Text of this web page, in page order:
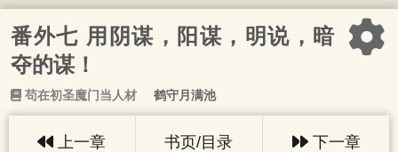
番外七 用阴谋，阳谋，明说，暗
夺的谋！
苟在初圣魔门当人材 鹤守月满池
上一章 书页/目录 下一章